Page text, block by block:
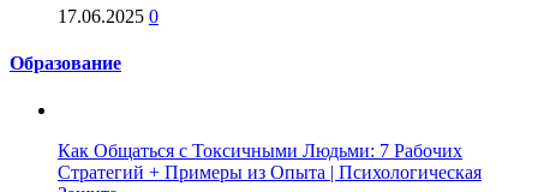
17.06.2025 0
Образование
Как Общаться с Токсичными Людьми: 7 Рабочих
Стратегий + Примеры из Опыта | Психологическая